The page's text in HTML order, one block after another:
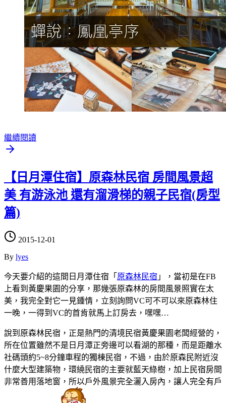
繼續閱讀
【日月潭住宿】原森林民宿 房間風景超
美 有游泳池 還有溜滑梯的親子民宿(房型
篇)
2015-12-01
By lyes
今天要介紹的這間日月潭住宿「 原森林民宿 」，當初是在FB
上看到黃慶果園的分享 ，那幾張原森林的房間風景照實在太
美 ，我完全對它一見鍾情，立刻詢問VC可不可以來原森林住
一晚，一得到VC的首肯就馬上訂房去，嘿嘿…
說到原森林民宿，正是熱門的清境民宿黃慶果園老闆經營的，
所在位置雖然不是日月潭正旁邊可以看湖的那種，而是距離水
社碼頭約5~8分鐘車程的獨棟民宿，不過，由於原森民附近沒
什麼大型建築物，環繞民宿的主要就藍天綠樹，加上民宿房間
非常善用落地窗，所以戶外風景完全灑入房內，讓人完全有戶